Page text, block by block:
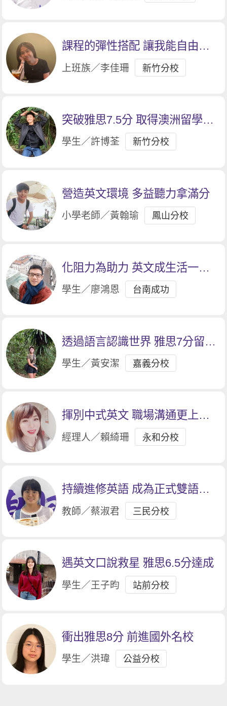
課程的彈性搭配 讓我能自由掌
握學習節奏
上班族／李佳珊 新竹分校
突破雅思7.5分 取得澳洲留學入
場券
學生／許博荃 新竹分校
營造英文環境 多益聽力拿滿分
小學老師／黃翰瑜 鳳山分校
化阻力為助力 英文成生活一部
分
學生／廖鴻恩 台南成功
透過語言認識世界 雅思7分留學
去
學生／黃安潔 嘉義分校
揮別中式英文 職場溝通更上層
樓
經理人／賴綺珊 永和分校
持續進修英語 成為正式雙語教
師的夢想
教師／蔡淑君 三民分校
遇英文口說救星 雅思6.5分達成
學生／王子昀 站前分校
衝出雅思8分 前進國外名校
學生／洪瑋 公益分校